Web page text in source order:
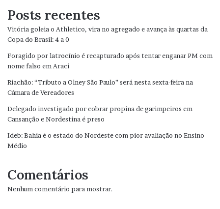
Posts recentes
Vitória goleia o Athletico, vira no agregado e avança às quartas da
Copa do Brasil: 4 a 0
Foragido por latrocínio é recapturado após tentar enganar PM com
nome falso em Araci
Riachão: “Tributo a Olney São Paulo” será nesta sexta-feira na
Câmara de Vereadores
Delegado investigado por cobrar propina de garimpeiros em
Cansanção e Nordestina é preso
Ideb: Bahia é o estado do Nordeste com pior avaliação no Ensino
Médio
Comentários
Nenhum comentário para mostrar.